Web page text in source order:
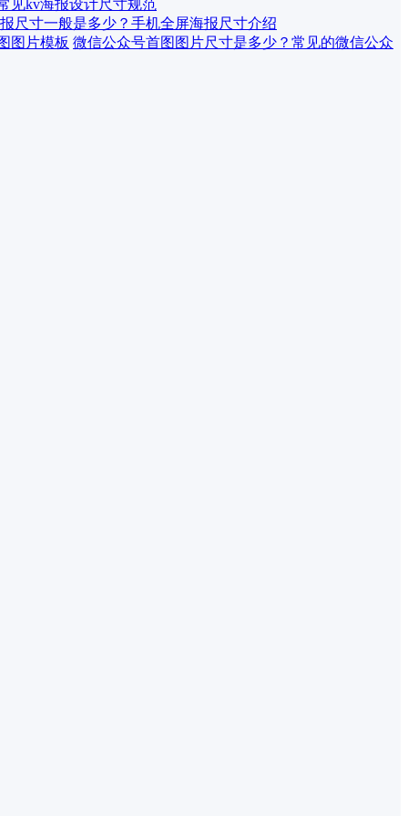
见kv海报设计尺寸规范
尺寸一般是多少？手机全屏海报尺寸介绍
微信公众号首图图片尺寸是多少？常见的微信公众